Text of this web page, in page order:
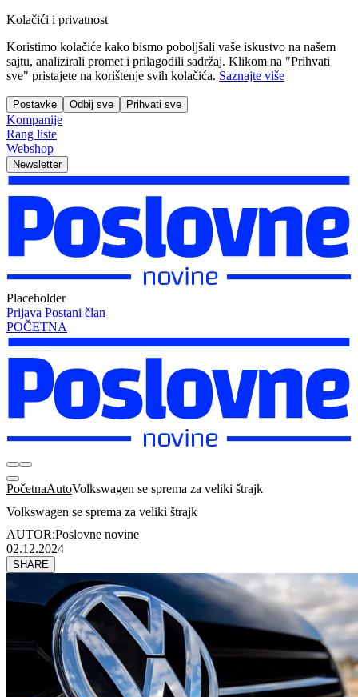
Kolačići i privatnost
Koristimo kolačiće kako bismo poboljšali vaše iskustvo na našem
sajtu, analizirali promet i prilagodili sadržaj. Klikom na "Prihvati
sve" pristajete na korištenje svih kolačića. Saznajte više
Postavke Odbij sve Prihvati sve
Kompanije
Rang liste
Webshop
Newsletter
Placeholder
Prijava Postani član
POČETNA
PočetnaAutoVolkswagen se sprema za veliki štrajk
Volkswagen se sprema za veliki štrajk
AUTOR:Poslovne novine
02.12.2024
SHARE